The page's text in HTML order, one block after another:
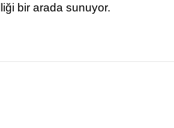
bir arada sunuyor.